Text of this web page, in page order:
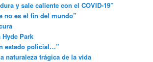
y sale caliente con el COVID-19”
no es el fin del mundo”
Park
estado policial…”
naturaleza trágica de la vida